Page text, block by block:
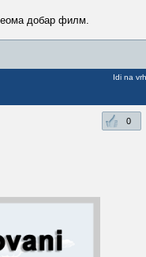
добар филм.
Idi na vrh
0